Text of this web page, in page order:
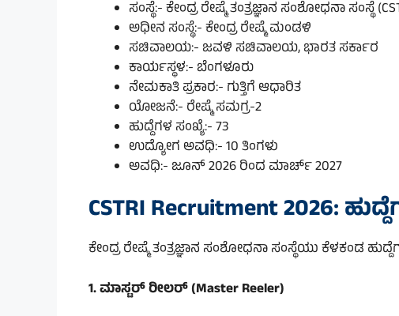
ಸಂಸ್ಥೆ:- ಕೇಂದ್ರ ರೇಷ್ಮೆ ತಂತ್ರಜ್ಞಾನ ಸಂಶೋಧನಾ ಸಂಸ್ಥೆ
ಅಧೀನ ಸಂಸ್ಥೆ:- ಕೇಂದ್ರ ರೇಷ್ಮೆ ಮಂಡಳಿ
ಸಚಿವಾಲಯ:- ಜವಳಿ ಸಚಿವಾಲಯ, ಭಾರತ ಸರ್ಕಾರ
ಕಾರ್ಯಸ್ಥಳ:- ಬೆಂಗಳೂರು
ನೇಮಕಾತಿ ಪ್ರಕಾರ:- ಗುತ್ತಿಗೆ ಆಧಾರಿತ
ಯೋಜನೆ:- ರೇಷ್ಮೆ ಸಮಗ್ರ-2
ಹುದ್ದೆಗಳ ಸಂಖ್ಯೆ:- 73
ಉದ್ಯೋಗ ಅವಧಿ:- 10 ತಿಂಗಳು
ಅವಧಿ:- ಜೂನ್ 2026 ರಿಂದ ಮಾರ್ಚ್ 2027
CSTRI Recruitment 2026:
ಕೇಂದ್ರ ರೇಷ್ಮೆ ತಂತ್ರಜ್ಞಾನ ಸಂಶೋಧನಾ ಸಂಸ್ಥೆಯು ಕೆಳಕಂಡ
1. ಮಾಸ್ಟರ್ ರೀಲರ್ (Master Reeler)